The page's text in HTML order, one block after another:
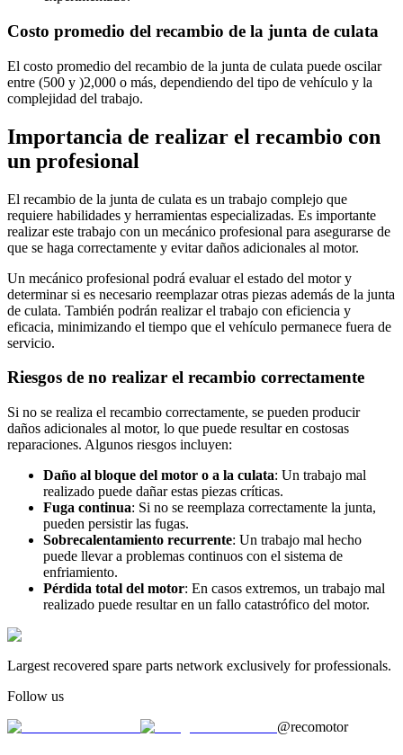
Costo promedio del recambio de la junta de culata
El costo promedio del recambio de la junta de culata puede oscilar
entre (500 y )2,000 o más, dependiendo del tipo de vehículo y la
complejidad del trabajo.
Importancia de realizar el recambio con
un profesional
El recambio de la junta de culata es un trabajo complejo que
requiere habilidades y herramientas especializadas. Es importante
realizar este trabajo con un mecánico profesional para asegurarse de
que se haga correctamente y evitar daños adicionales al motor.
Un mecánico profesional podrá evaluar el estado del motor y
determinar si es necesario reemplazar otras piezas además de la junta
de culata. También podrán realizar el trabajo con eficiencia y
eficacia, minimizando el tiempo que el vehículo permanece fuera de
servicio.
Riesgos de no realizar el recambio correctamente
Si no se realiza el recambio correctamente, se pueden producir
daños adicionales al motor, lo que puede resultar en costosas
reparaciones. Algunos riesgos incluyen:
Daño al bloque del motor o a la culata: Un trabajo mal
realizado puede dañar estas piezas críticas.
Fuga continua: Si no se reemplaza correctamente la junta,
pueden persistir las fugas.
Sobrecalentamiento recurrente: Un trabajo mal hecho
puede llevar a problemas continuos con el sistema de
enfriamiento.
Pérdida total del motor: En casos extremos, un trabajo mal
realizado puede resultar en un fallo catastrófico del motor.
Largest recovered spare parts network exclusively for professionals.
Follow us
@recomotor